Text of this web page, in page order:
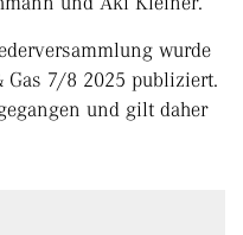
wurde
Gas 7/8 2025 publiziert.
und gilt daher